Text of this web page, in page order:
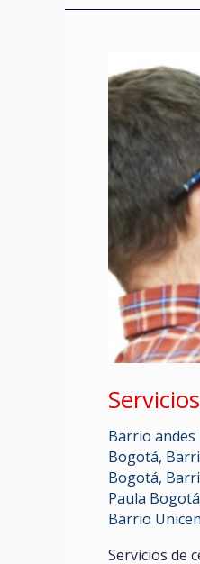
b
o
o
k
d
I
n
Barrio
Bogotá,
Bogotá,
Paula Bogotá
Barrio
Servicios de